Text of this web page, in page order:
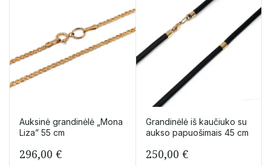
Auksinė grandinėlė „Mona
Liza” 55 cm
296,00 €
Grandinėlė iš kaučiuko su
aukso papuošimais 45 cm
250,00 €